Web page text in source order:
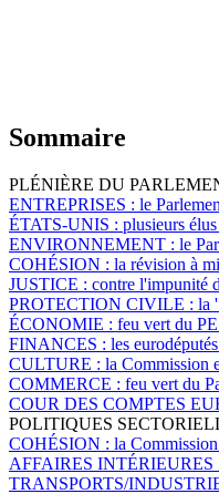
Sommaire
PLÉNIÈRE DU
ENTREPRISES : le
ÉTATS-UNIS : plusieurs
ENVIRONNEMENT : le
COHÉSION : la révision à
JUSTICE : contre l'impunité
PROTECTION CIVILE : la
ÉCONOMIE : feu vert du
FINANCES : les
CULTURE : la Commission
COMMERCE : feu vert du
COUR DES COMPTES
POLITIQUES
COHÉSION : la
AFFAIRES INTÉRIEURES
TRANSPORTS/